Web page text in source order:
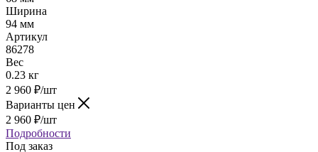
Ширина
94 мм
Артикул
86278
Вес
0.23 кг
2 960 ₽/шт
Варианты цен
2 960 ₽/шт
Подробности
Под заказ